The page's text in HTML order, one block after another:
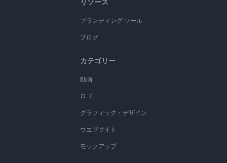
リソース
ブランディング ツール
ブログ
カテゴリー
動画
ロゴ
グラフィック・デザイン
ウエブサイト
モックアップ